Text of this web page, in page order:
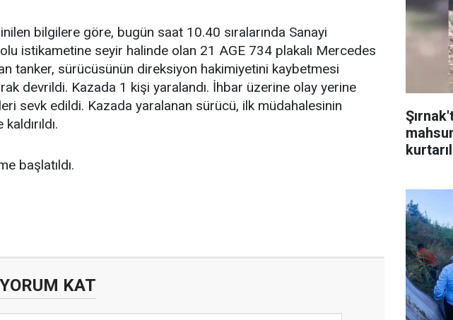
bilgilere göre, bugün saat 10.40 sıralarında Sanayi
istikametine seyir halinde olan 21 AGE 734 plakalı Mercedes
tanker, sürücüsünün direksiyon hakimiyetini kaybetmesi
devrildi. Kazada 1 kişi yaralandı. İhbar üzerine olay yerine
sevk edildi. Kazada yaralanan sürücü, ilk müdahalesinin
başlatıldı.
YORUM KAT